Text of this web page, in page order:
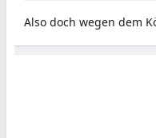
Also doch wegen dem